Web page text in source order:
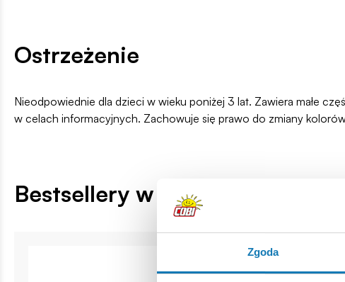
Zgoda
Ostrzeżenie
Nieodpowiednie dla dzieci w wieku poniżej 3 lat. Zawiera małe
w celach informacyjnych. Zachowuje się prawo do zmiany
Bestsellery w kategorii